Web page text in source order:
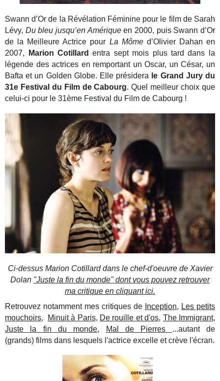
Swann d’Or de la Révélation Féminine pour le ﬁlm de Sarah
Lévy, Du bleu jusqu’en Amériqueen 2000, puis Swann d’Or
de la Meilleure Actrice pour La Mômed’Olivier Dahan en
2007,
Marion Cotillard entra sept mois plus tard dans la
légende des actrices en remportant un Oscar, un César, un
Bafta et un Golden Globe. Elle présidera le Grand Jury du
31e Festival du Film de Cabourg. Quel meilleur choix que
celui-ci pour le 31ème Festival du Film de Cabourg !
Ci-dessus Marion Cotillard dans le chef-d'oeuvre de Xavier
Dolan "Juste la fin du monde" dont vous pouvez retrouver
ma critique en cliquant ici.
Retrouvez notamment mes critiques de Inception, Les petits
mouchoirs, Minuit à Paris, De rouille et d'os, The Immigrant,
Juste la fin du monde, Mal de Pierres ...autant de
(grands) films dans lesquels l'actrice excelle et crève l'écran.